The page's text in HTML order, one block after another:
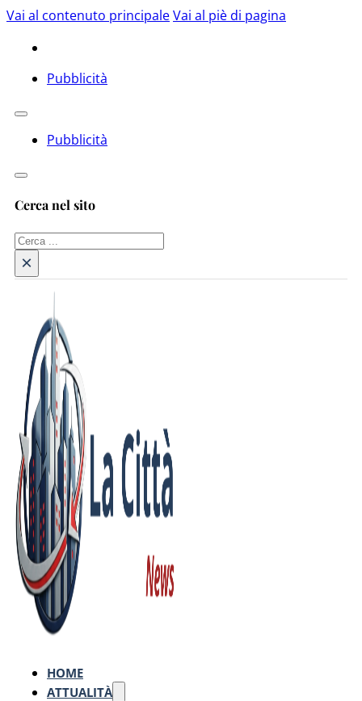
Vai al contenuto principaleVai al piè di pagina
Pubblicità
Pubblicità
Cerca nel sito
Cerca
×
HOME
ATTUALITÀ